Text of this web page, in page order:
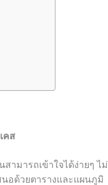
คส
มารถเข้าใจได้ง่ายๆ ไม่
อด้วยตารางและแผนภูมิ